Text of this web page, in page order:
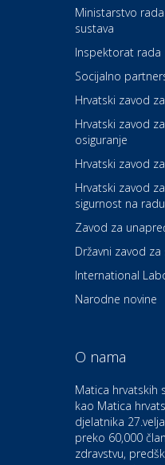
Kultura i
Kazalište ZKM
Auto-moto i
Zdravlje i
Povoljnosti
Dental Sudar
Dom i dizajn
Euro-vrt –
Odmor
Bistrica
Auto-moto i
CIAK Auto
Ministarstvo
sustava
Inspektorat rada
Socijalno
Hrvatski zavod
Hrvatski zavod
osiguranje
Hrvatski zavod
Hrvatski zavod
sigurnost na radu
Zavod za
Državni zavod
International
Narodne novine
O nama
Matica hrvatskih
kao Matica
djelatnika
preko 60,000
zdravstvu,